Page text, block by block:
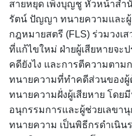
สายหยุด เพ็งบุญชู หัวหน้าส
รัตน์ ปัญญา ทนายความและ
กฎหมายสตรี (FLS) ร่วมวงเ
ที่แก้ไขใหม่ ฝ่ายผู้เสียหายจะป
คดียังไง และการตีความตา
ทนายความที่ทำคดีส่วนของผู้
ทนายความฝั่งผู้เสียหาย โดย
อนุกรรมการและผู้ช่วยเลขา
ทนายความ เป็นพิธีกรดำเนิน